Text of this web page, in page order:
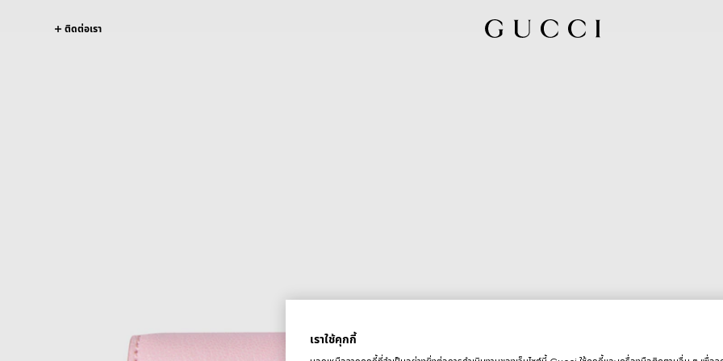
ติดต่อเรา
เราใช้คุกกี้